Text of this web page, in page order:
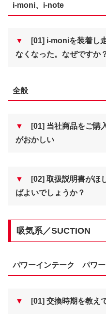
i-moni、i-note
▼
[01] i-moniを装着し
なくなった。なぜですか
全般
▼
[01] 当社商品をご購
がおかしい
▼
[02] 取扱説明書がほ
ばよいでしょうか？
吸気系／SUCTION
パワーインテーク パワー
▼ [01] 交換時期を教え